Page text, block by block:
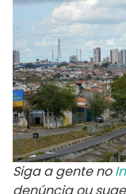
Siga a gente no